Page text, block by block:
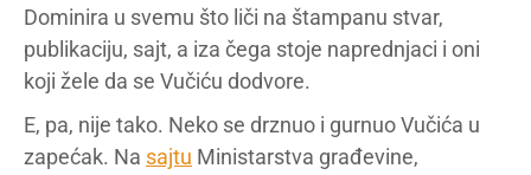
Dominira u svemu što liči na štampanu stvar,
publikaciju, sajt, a iza čega stoje naprednjaci i oni
koji žele da se Vučiću dodvore.
E, pa, nije tako. Neko se drznuo i gurnuo Vučića u
zapećak. Na sajtu Ministarstva građevine,